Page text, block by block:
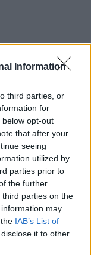
Information
third parties, or
for
opt-out
that after your
seeing
utilized by
parties prior to
the further
parties on the
may
IAB’s List of
it to other